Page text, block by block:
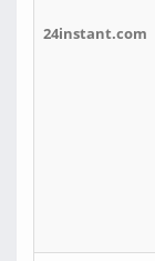
24instant.com